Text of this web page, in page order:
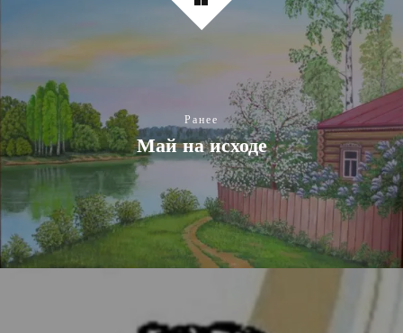
Ранее
Май на исходе